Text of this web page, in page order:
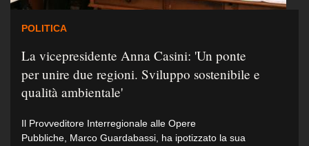
POLITICA
La vicepresidente Anna Casini: 'Un ponte
per unire due regioni. Sviluppo sostenibile e
qualità ambientale'
Il Provveditore Interregionale alle Opere
Pubbliche, Marco Guardabassi, ha ipotizzato la sua